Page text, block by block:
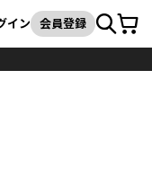
検索
イン 会員登録カート